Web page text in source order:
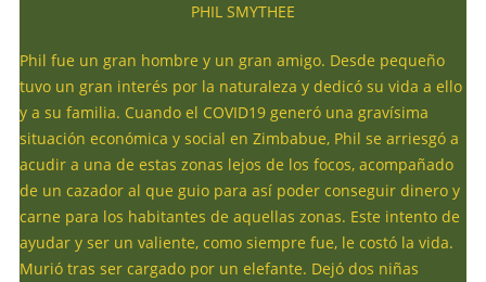
PHIL SMYTHEE
Phil fue un gran hombre y un gran amigo. Desde pequeño
tuvo un gran interés por la naturaleza y dedicó su vida a ello
y a su familia. Cuando el COVID19 generó una gravísima
situación económica y social en Zimbabue, Phil se arriesgó a
acudir a una de estas zonas lejos de los focos, acompañado
de un cazador al que guio para así poder conseguir dinero y
carne para los habitantes de aquellas zonas. Este intento de
ayudar y ser un valiente, como siempre fue, le costó la vida.
Murió tras ser cargado por un elefante. Dejó dos niñas